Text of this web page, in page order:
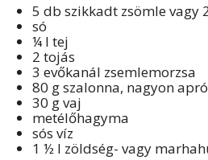
5 db szikkadt zsömle vagy
só
¼ l tej
2 tojás
3 evőkanál zsemlemorzsa
80 g szalonna, nagyon
30 g vaj
metélőhagyma
sós víz
1 ½ l zöldség- vagy